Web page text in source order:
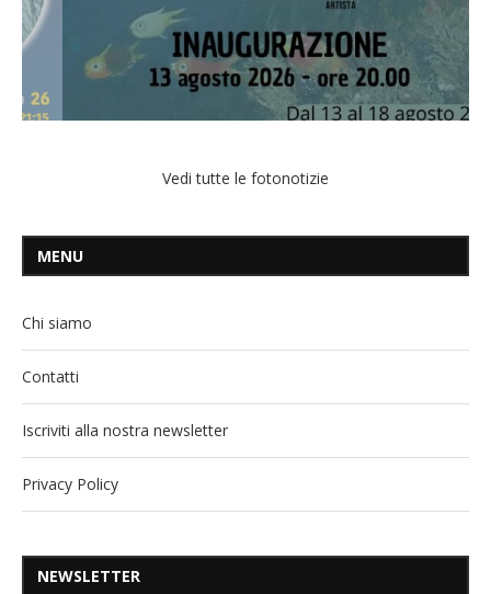
Vedi tutte le fotonotizie
MENU
Chi siamo
Contatti
Iscriviti alla nostra newsletter
Privacy Policy
NEWSLETTER